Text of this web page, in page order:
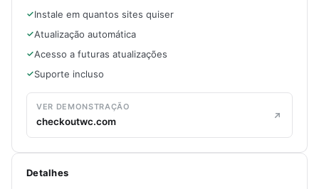
Instale em quantos sites quiser
Atualização automática
Acesso a futuras atualizações
Suporte incluso
VER DEMONSTRAÇÃO
checkoutwc.com
Detalhes